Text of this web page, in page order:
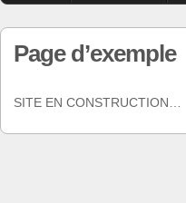
Page d’exemple
SITE EN CONSTRUCTION…